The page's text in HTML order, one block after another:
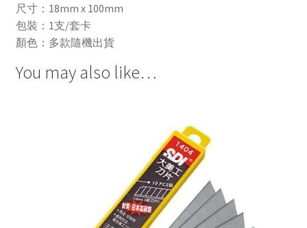
尺寸：18mm x 100mm
包裝：1支/套卡
顏色：多款隨機出貨
You may also like…